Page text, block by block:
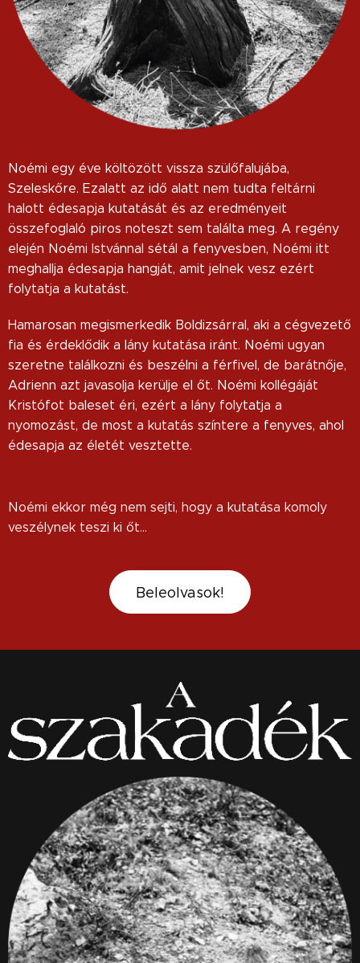
Noémi egy éve költözött vissza szülőfalujába,
Szeleskőre. Ezalatt az idő alatt nem tudta feltárni
halott édesapja kutatását és az eredményeit
összefoglaló piros noteszt sem találta meg. A regény
elején Noémi Istvánnal sétál a fenyvesben, Noémi itt
meghallja édesapja hangját, amit jelnek vesz ezért
folytatja a kutatást.
Hamarosan megismerkedik Boldizsárral, aki a cégvezető
fia és érdeklődik a lány kutatása iránt. Noémi ugyan
szeretne találkozni és beszélni a férfivel, de barátnője,
Adrienn azt javasolja kerülje el őt. Noémi kollégáját
Kristófot baleset éri, ezért a lány folytatja a
nyomozást, de most a kutatás színtere a fenyves, ahol
édesapja az életét vesztette.
Noémi ekkor még nem sejti, hogy a kutatása komoly
veszélynek teszi ki őt...
Beleolvasok!